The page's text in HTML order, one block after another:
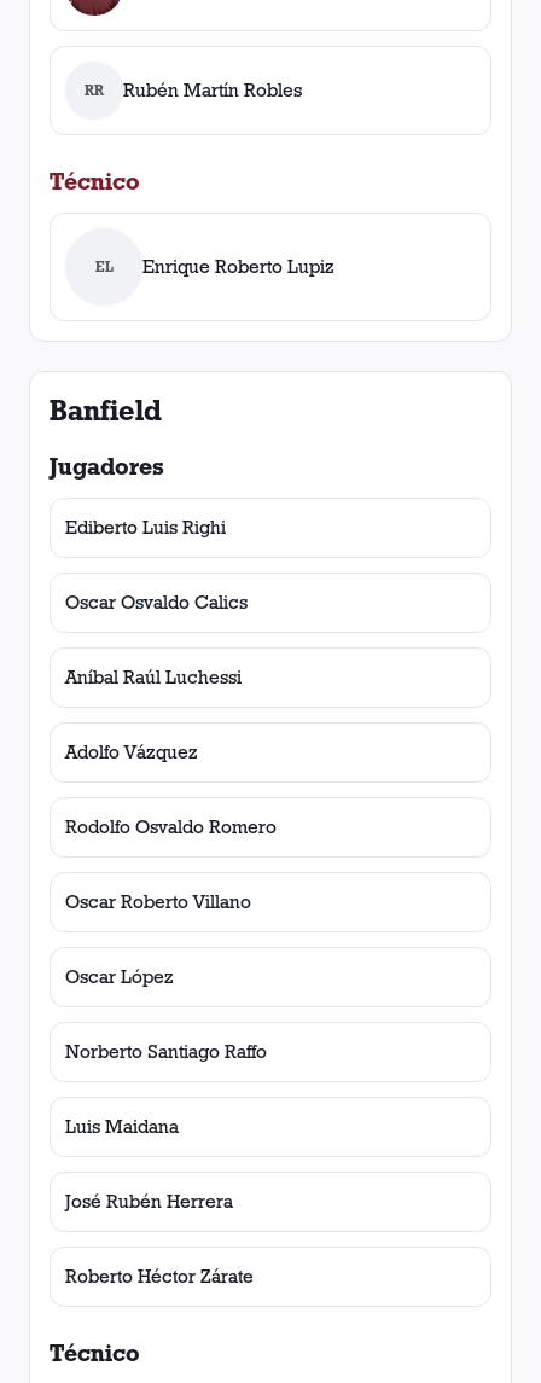
RR Rubén Martín Robles
Técnico
EL Enrique Roberto Lupiz
Banfield
Jugadores
Ediberto Luis Righi
Oscar Osvaldo Calics
Aníbal Raúl Luchessi
Adolfo Vázquez
Rodolfo Osvaldo Romero
Oscar Roberto Villano
Oscar López
Norberto Santiago Raffo
Luis Maidana
José Rubén Herrera
Roberto Héctor Zárate
Técnico